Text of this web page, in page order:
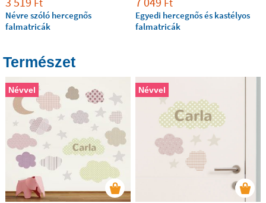
Ft
Névre szóló hercegnős
falmatricák
Ft
Egyedi hercegnős és kastélyos
falmatricák
Természet
Névvel Névvel